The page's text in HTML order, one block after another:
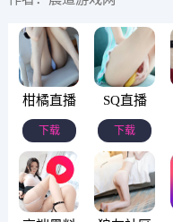
柑橘直播
下载
SQ直播
下载